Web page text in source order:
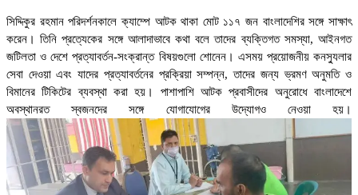
সিদ্দিকুর রহমান পরিদর্শনকালে ক্যাম্পে আটক থাকা মোট ১১৭ জন বাংলাদেশির সঙ্গে সাক্ষাৎ
করেন। তিনি প্রত্যেকের সঙ্গে আলাদাভাবে কথা বলে তাদের ব্যক্তিগত সমস্যা, আইনগত
জটিলতা ও দেশে প্রত্যাবর্তন-সংক্রান্ত বিষয়গুলো শোনেন। এসময় প্রয়োজনীয় কনস্যুলার
সেবা দেওয়া এবং যাদের প্রত্যাবর্তনের প্রক্রিয়া সম্পন্ন, তাদের জন্য ভ্রমণ অনুমতি ও
বিমানের টিকিটের ব্যবস্থা করা হয়। পাশাপাশি আটক প্রবাসীদের অনুরোধে বাংলাদেশে
অবস্থানরত স্বজনদের সঙ্গে যোগাযোগের উদ্যোগও নেওয়া হয়।